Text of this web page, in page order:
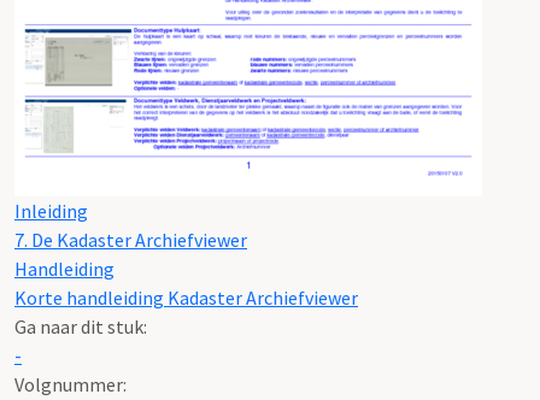
Inleiding
7. De Kadaster Archiefviewer
Handleiding
Korte handleiding Kadaster Archiefviewer
Ga naar dit stuk:
-
Volgnummer: